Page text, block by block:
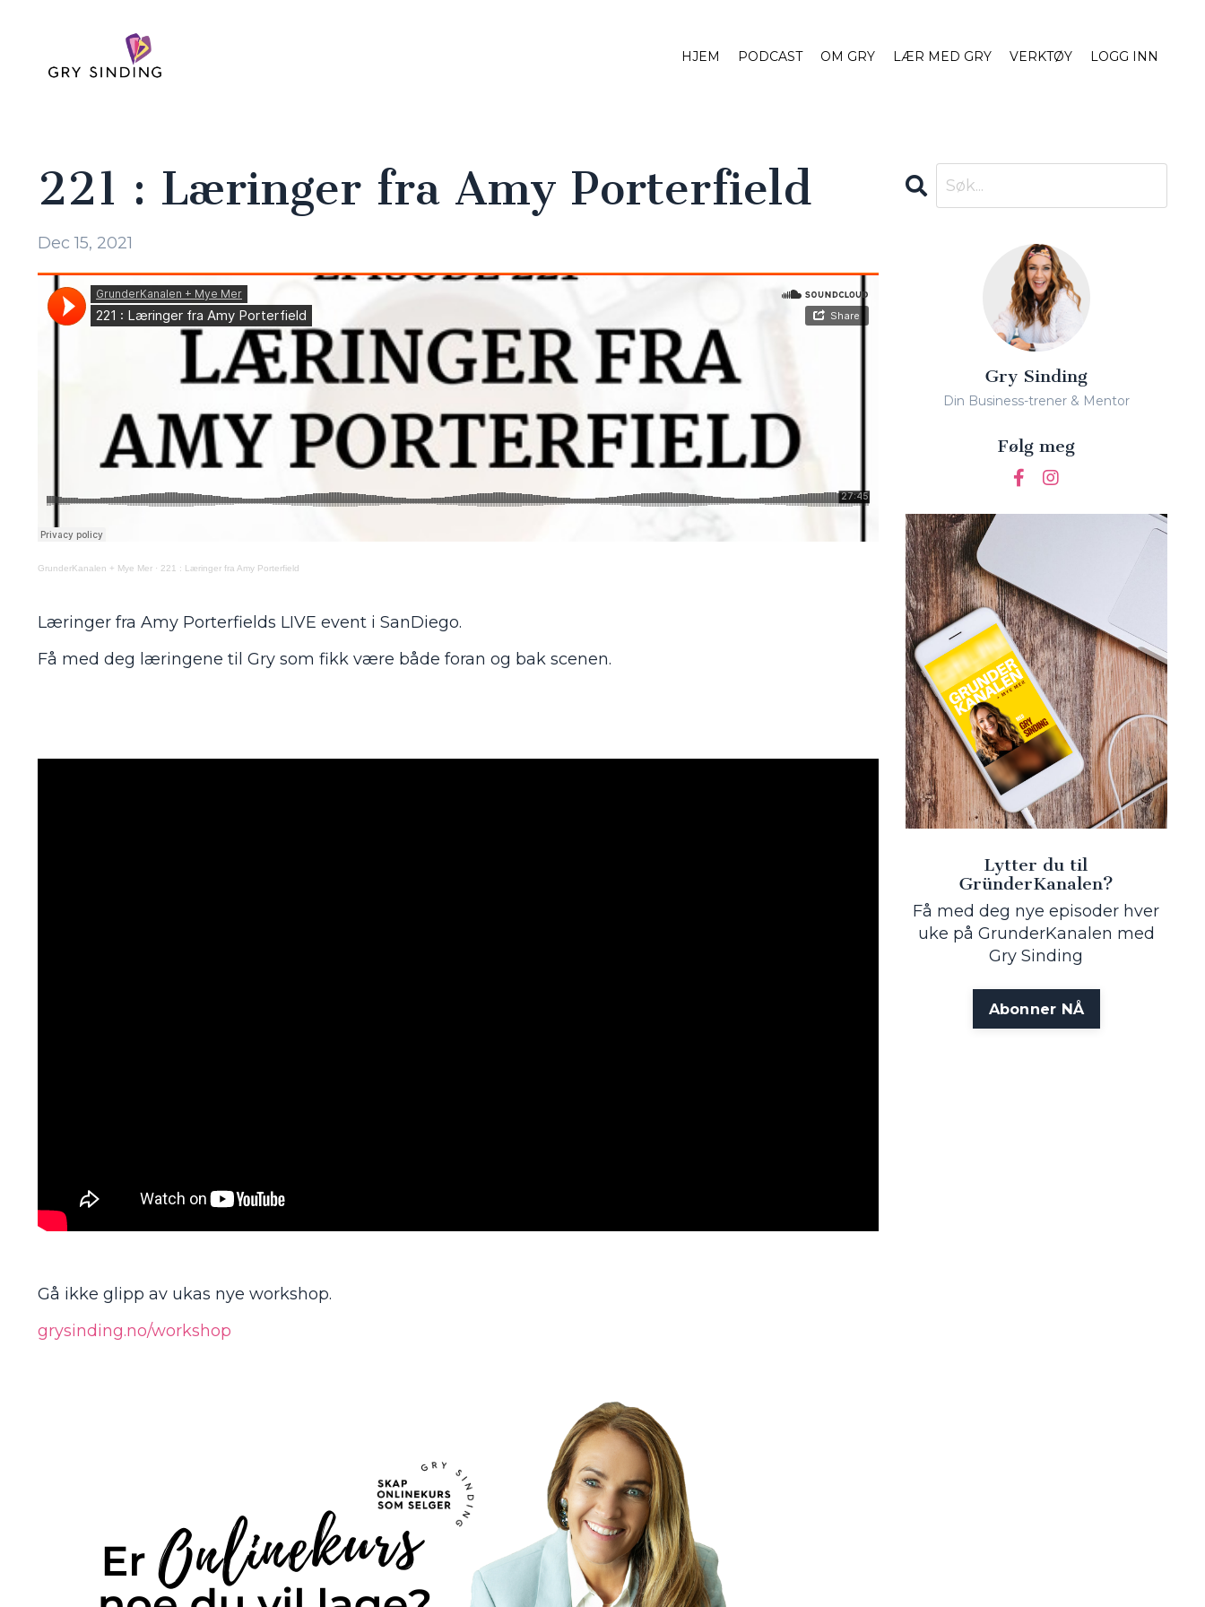
HJEM PODCAST OM GRY LÆR MED GRY VERKTØY LOGG INN
221 : Læringer fra Amy Porterfield
Dec 15, 2021
GrunderKanalen + Mye Mer · 221 : Læringer fra Amy Porterfield
Læringer fra Amy Porterfields LIVE event i SanDiego.
Få med deg læringene til Gry som fikk være både foran og bak scenen.
Gå ikke glipp av ukas nye workshop.
grysinding.no/workshop
Gry Sinding
Din Business-trener & Mentor
Følg meg
Lytter du til
GründerKanalen?
Få med deg nye episoder hver
uke på GrunderKanalen med
Gry Sinding
Abonner NÅ